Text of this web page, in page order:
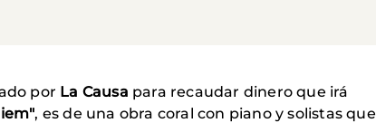
por La Causa para recaudar dinero que irá
, es de una obra coral con piano y solistas que